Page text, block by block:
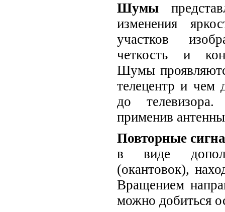
Шумы
изменения
участков
четкость и
Шумы
телецентр и чем
до
применив
Повторные
в виде
(окантовок),
Вращением
можно добиться